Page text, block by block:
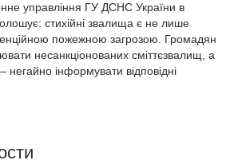
управління ГУ ДСНС України в
стихійні звалища є не лише
пожежною загрозою. Громадян
несанкціонованих сміттєзвалищ, а
негайно інформувати відповідні